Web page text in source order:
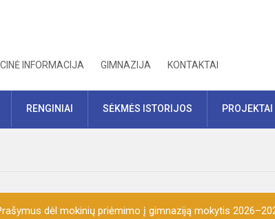
INFORMACIJA GIMNAZIJA KONTAKTAI
RENGINIAI SĖKMĖS ISTORIJOS PROJEKTAI
dėl mokinių priėmimo į gimnaziją mokytis